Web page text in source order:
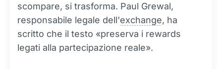
scompare, si trasforma. Paul Grewal,
responsabile legale dell'exchange, ha
scritto che il testo «preserva i rewards
legati alla partecipazione reale».